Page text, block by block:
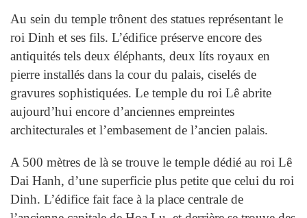
Au sein du temple trônent des statues représentant le
roi Dinh et ses fils. L’édifice préserve encore des
antiquités tels deux éléphants, deux líts royaux en
pierre installés dans la cour du palais, ciselés de
gravures sophistiquées. Le temple du roi Lê abrite
aujourd’hui encore d’anciennes empreintes
architecturales et l’embasement de l’ancien palais.
A 500 mètres de là se trouve le temple dédié au roi Lê
Dai Hanh, d’une superficie plus petite que celui du roi
Dinh. L’édifice fait face à la place centrale de